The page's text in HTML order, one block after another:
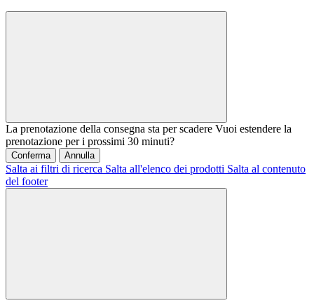
La prenotazione della consegna sta per scadere Vuoi estendere la
prenotazione per i prossimi 30 minuti?
Conferma Annulla
Salta ai filtri di ricerca Salta all'elenco dei prodotti Salta al contenuto
del footer